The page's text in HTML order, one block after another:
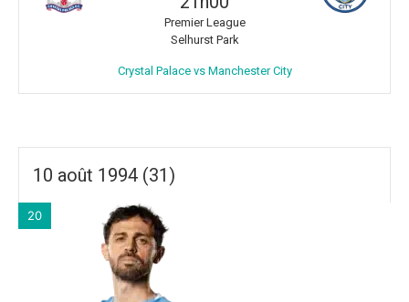
Premier League
Selhurst Park
Crystal Palace vs Manchester City
10 août 1994 (31)
20